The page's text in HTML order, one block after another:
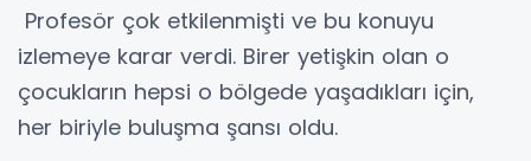
Profesör çok etkilenmişti ve bu konuyu
izlemeye karar verdi. Birer yetişkin olan o
çocukların hepsi o bölgede yaşadıkları için,
her biriyle buluşma şansı oldu.